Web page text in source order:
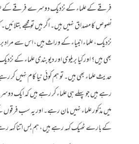
فرقے کے علماء کے نزدیک دوسرے فرقے کے
نصوص کا مصداق نہیں ہیں۔ اگر ہیں تو مجھے
نزدیک، علماء انبیاء کے وراث ہیں، اس سے مراد
بھی ہیں؟ اور کیا بریلوی اور دیوبندی علماء کے
حدیث علماء بھی ہیں۔ تو ہم کوئی نیا کام نہیں کر
رہے ہیں جو پہلے ہی علماء کر رہے ہیں کہ ایک
میں مذکور علماء نہیں مان رہے۔ اور یہ سب
کے بارے ٹھیک کہہ رہے ہیں، ہم بس اتنا کہہ